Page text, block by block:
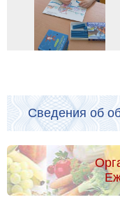
Сведения об